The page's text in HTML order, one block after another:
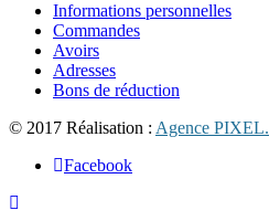
Informations personnelles
Commandes
Avoirs
Adresses
Bons de réduction
© 2017 Réalisation : Agence PIXEL.
Facebook